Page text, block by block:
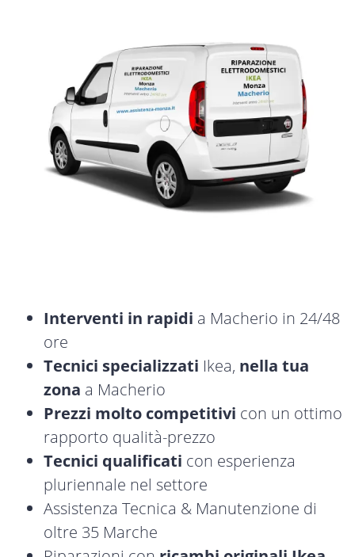
Interventi in rapidi a Macherio in 24/48
ore
Tecnici specializzati Ikea, nella tua
zona a Macherio
Prezzi molto competitivi con un ottimo
rapporto qualità-prezzo
Tecnici qualificati con esperienza
pluriennale nel settore
Assistenza Tecnica & Manutenzione di
oltre 35 Marche